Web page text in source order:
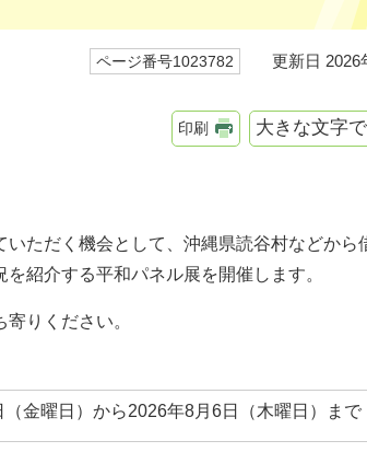
ページ番号1023782 更新日 2026
印刷 大きな文字
ただく機会として、沖縄県読谷村などから
紹介する平和パネル展を開催します。
りください。
（金曜日）から2026年8月6日（木曜日）まで